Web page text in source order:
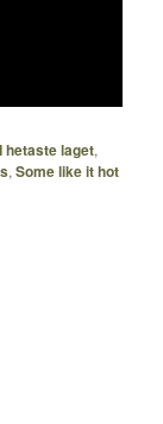
I hetaste laget,
,Some like it hot